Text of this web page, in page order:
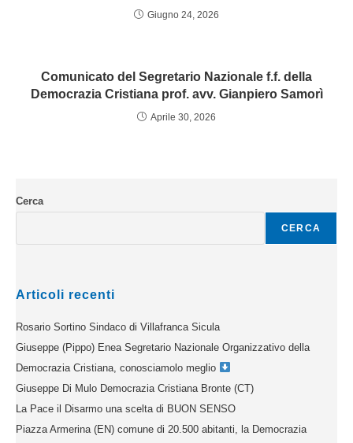
Giugno 24, 2026
Comunicato del Segretario Nazionale f.f. della
Democrazia Cristiana prof. avv. Gianpiero Samorì
Aprile 30, 2026
Cerca
CERCA
Articoli recenti
Rosario Sortino Sindaco di Villafranca Sicula
Giuseppe (Pippo) Enea Segretario Nazionale Organizzativo della
Democrazia Cristiana, conosciamolo meglio
Giuseppe Di Mulo Democrazia Cristiana Bronte (CT)
La Pace il Disarmo una scelta di BUON SENSO
Piazza Armerina (EN) comune di 20.500 abitanti, la Democrazia